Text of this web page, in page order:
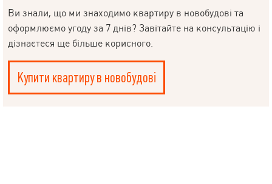
Ви знали, що ми знаходимо квартиру в новобудові та
оформлюємо угоду за 7 днів? Завітайте на консультацію і
дізнаєтеся ще більше корисного.
Купити квартиру в новобудові